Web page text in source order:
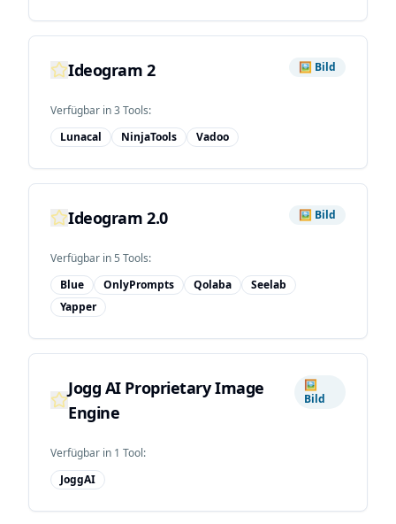
Ideogram 2 🖼️ Bild
Verfügbar in3Tools:
Lunacal
NinjaTools Vadoo
Ideogram 2.0 🖼️ Bild
Verfügbar in5 Tools:
Blue
OnlyPrompts Qolaba
Seelab
Yapper
Jogg AI Proprietary Image
Engine
🖼️
Bild
Verfügbar in 1 Tool:
JoggAI